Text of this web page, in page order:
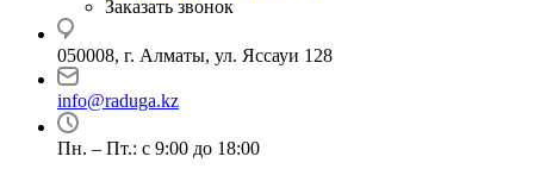
Заказать звонок
050008, г. Алматы, ул. Яссауи 128
info@raduga.kz
Пн. – Пт.: с 9:00 до 18:00